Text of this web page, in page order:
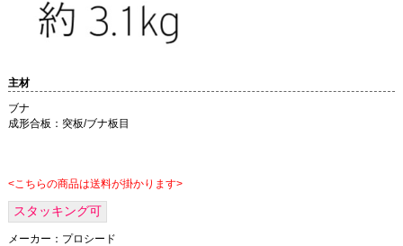
主材
ブナ
成形合板：突板/ブナ板目
<こちらの商品は送料が掛かります>
スタッキング可
メーカー： プロシード